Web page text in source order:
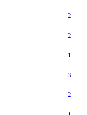
2
2
1
3
2